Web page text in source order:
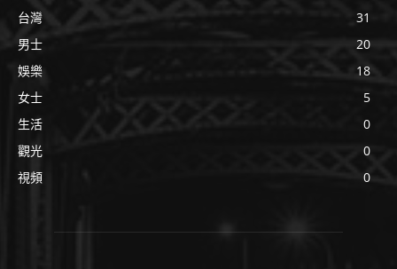
台灣
31
男士
20
娛樂
18
女士
5
生活
0
觀光
0
視頻
0